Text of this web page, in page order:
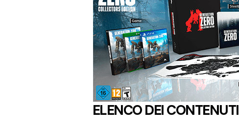
ELENCO DEI CONTENUTI